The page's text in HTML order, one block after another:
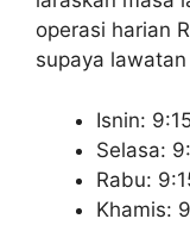
operasi harian
supaya
Isnin:
Selasa:
Rabu:
Khamis: